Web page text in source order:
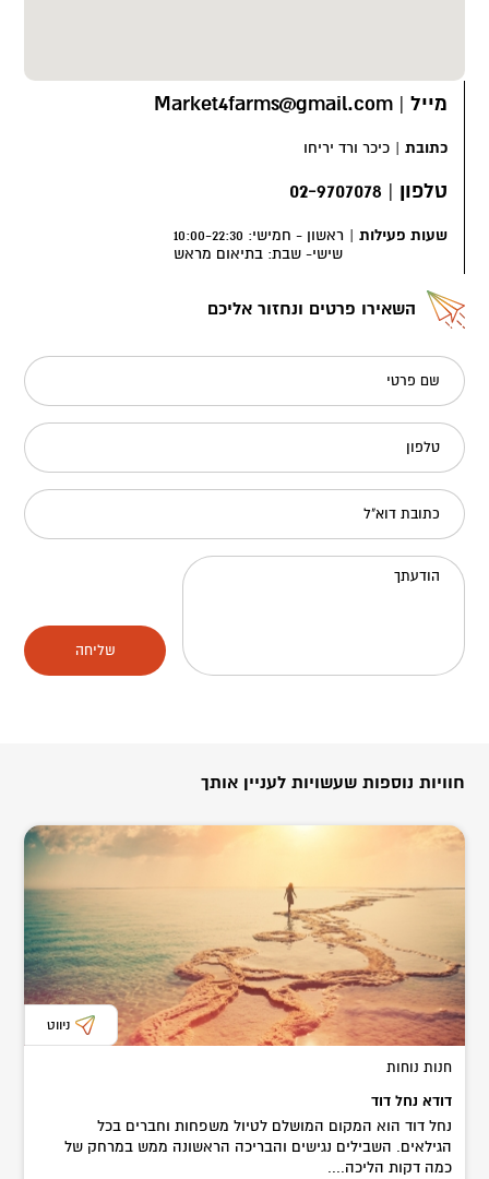
מייל |
Market4farms@gmail.com
כתובת | כיכר ורד יריחו
טלפון |
02-9707078
שעות פעילות | ראשון - חמישי: 10:00-22:30
שישי- שבת: בתיאום מראש
השאירו פרטים ונחזור אליכם
שם פרטי
טלפון
כתובת דוא"ל
הודעתך
שליחה
חוויות נוספות שעשויות לעניין אותך
ניווט
חנות נוחות
דודא נחל דוד
נחל דוד הוא המקום המושלם לטיול משפחות וחברים בכל
הגילאים. השבילים נגישים והבריכה הראשונה ממש במרחק של
כמה דקות הליכה....